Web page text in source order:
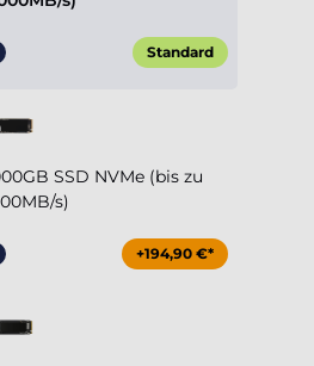
Standard
SSD NVMe (bis zu
s)
+194,90 €*